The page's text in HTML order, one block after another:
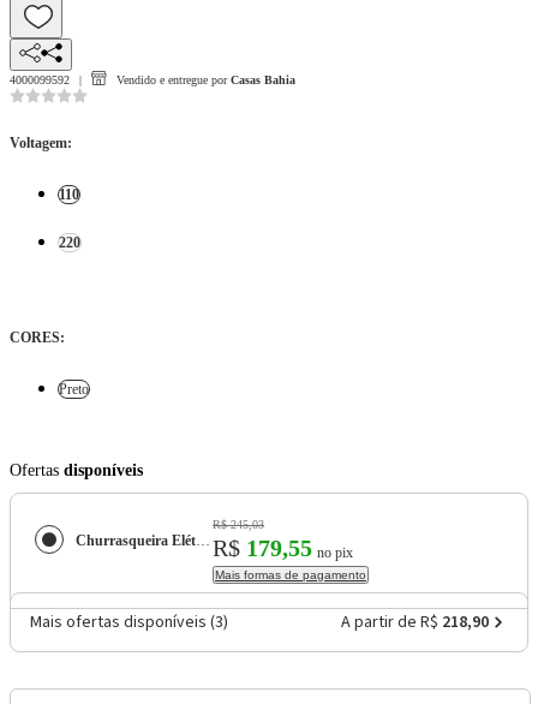
4000099592 Vendido e entregue por Casas Bahia
Voltagem:
110
220
CORES:
Preto
Ofertas disponíveis
Churrasqueira Elétrica Mondial Grand Steak & Grill CH-08-BI Inox Preta
R$ 245,03
R$ 179,55 no pix
Mais formas de pagamento
Mais ofertas disponíveis (3) A partir de R$ 218,90